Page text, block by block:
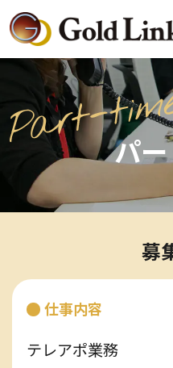
事業紹介
中途採用
パート採用
会社概要
パ
募
仕事内容
テレアポ業務